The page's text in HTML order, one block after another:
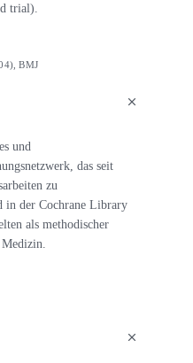
trial).
BMJ
und
das seit
zu
in der Cochrane Library
als methodischer